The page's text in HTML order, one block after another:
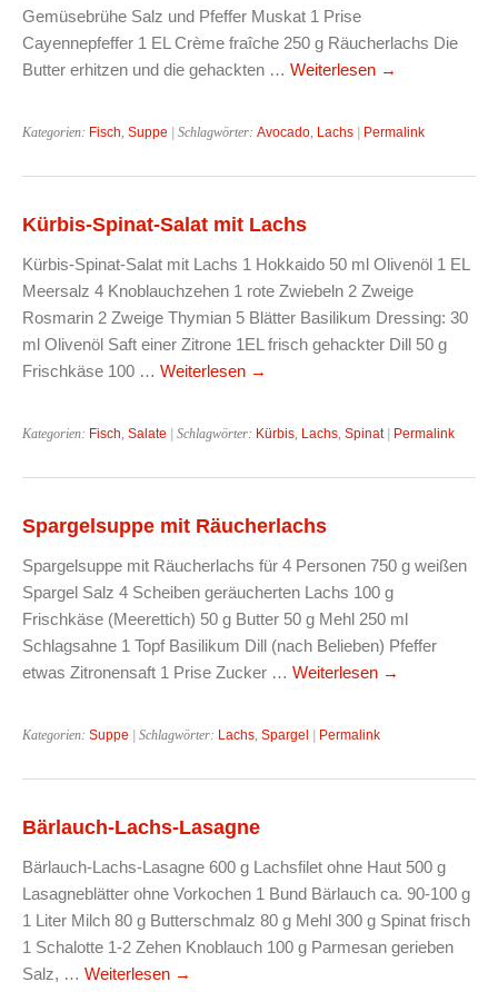
Gemüsebrühe Salz und Pfeffer Muskat 1 Prise
Cayennepfeffer 1 EL Crème fraîche 250 g Räucherlachs Die
Butter erhitzen und die gehackten … Weiterlesen →
Kategorien: Fisch Suppe | Schlagwörter: Avocado Lachs | Permalink
Kürbis-Spinat-Salat mit Lachs
Kürbis-Spinat-Salat mit Lachs 1 Hokkaido 50 ml Olivenöl 1 EL
Meersalz 4 Knoblauchzehen 1 rote Zwiebeln 2 Zweige
Rosmarin 2 Zweige Thymian 5 Blätter Basilikum Dressing: 30
ml Olivenöl Saft einer Zitrone 1EL frisch gehackter Dill 50 g
Frischkäse 100 … Weiterlesen →
Kategorien: Fisch Salate | Schlagwörter: Kürbis Lachs Spinat| Permalink
Spargelsuppe mit Räucherlachs
Spargelsuppe mit Räucherlachs für 4 Personen 750 g weißen
Spargel Salz 4 Scheiben geräucherten Lachs 100 g
Frischkäse (Meerettich) 50 g Butter 50 g Mehl 250 ml
Schlagsahne 1 Topf Basilikum Dill (nach Belieben) Pfeffer
etwas Zitronensaft 1 Prise Zucker … Weiterlesen →
Kategorien: Suppe | Schlagwörter: Lachs Spargel | Permalink
Bärlauch-Lachs-Lasagne
Bärlauch-Lachs-Lasagne 600 g Lachsfilet ohne Haut 500 g
Lasagneblätter ohne Vorkochen 1 Bund Bärlauch ca. 90-100 g
1 Liter Milch 80 g Butterschmalz 80 g Mehl 300 g Spinat frisch
1 Schalotte 1-2 Zehen Knoblauch 100 g Parmesan gerieben
Salz, … Weiterlesen →